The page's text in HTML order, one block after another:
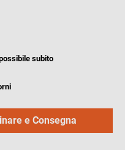
subito
e Consegna